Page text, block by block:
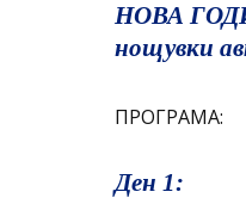
НОВА
нощувки
ПРОГРАМА:
Ден 1: